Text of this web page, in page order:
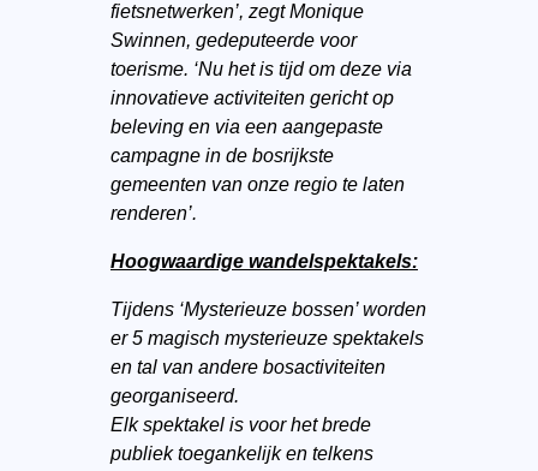
fietsnetwerken’, zegt Monique
Swinnen, gedeputeerde voor
toerisme. ‘Nu het is tijd om deze via
innovatieve activiteiten gericht op
beleving en via een aangepaste
campagne in de bosrijkste
gemeenten van onze regio te laten
renderen’.
Hoogwaardige wandelspektakels:
Tijdens ‘Mysterieuze bossen’ worden
er 5 magisch mysterieuze spektakels
en tal van andere bosactiviteiten
georganiseerd.
Elk spektakel is voor het brede
publiek toegankelijk en telkens